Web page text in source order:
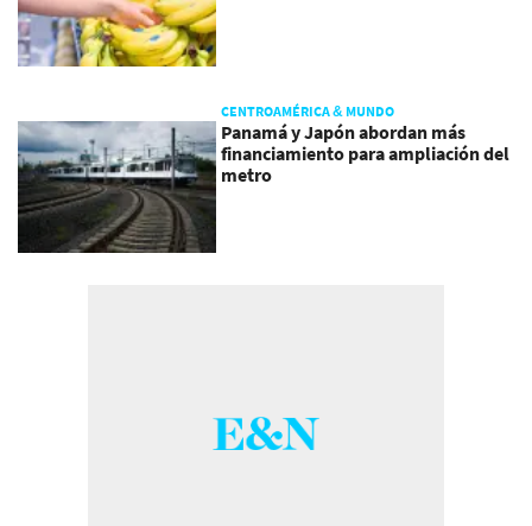
CENTROAMÉRICA & MUNDO
Panamá y Japón abordan más
financiamiento para ampliación del
metro